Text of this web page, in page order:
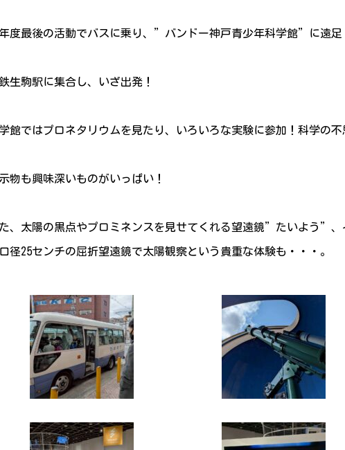
度最後の活動でバスに乗り、”バンドー神戸青少年科学館”に遠足
生駒駅に集合し、いざ出発！
館ではプロネタリウムを見たり、いろいろな実験に参加！科学の不
物も興味深いものがいっぱい！
、太陽の黒点やプロミネンスを見せてくれる望遠鏡”たいよう”
径25センチの屈折望遠鏡で太陽観察という貴重な体験も・・・。